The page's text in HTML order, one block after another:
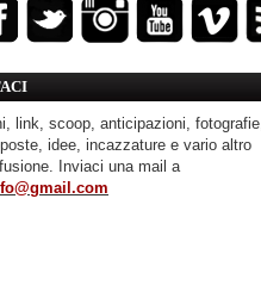
link, scoop, anticipazioni, fotografie,
idee, incazzature e vario altro
Inviaci una mail a